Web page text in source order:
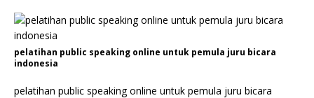
pelatihan public speaking online untuk pemula juru bicara
indonesia
pelatihan public speaking online untuk pemula juru bicara